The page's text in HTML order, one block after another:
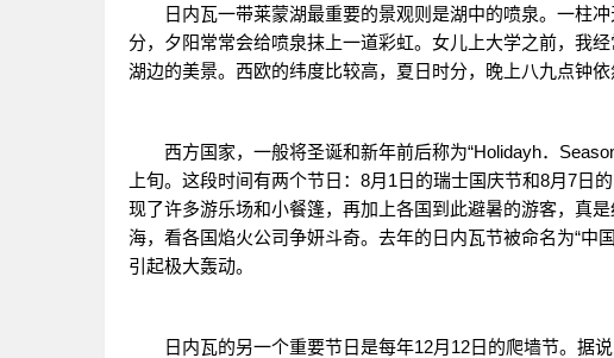
日内瓦一带莱蒙湖最重要的景观则是湖中的喷泉。一柱冲
分，夕阳常常会给喷泉抹上一道彩虹。女儿上大学之前，我
湖边的美景。西欧的纬度比较高，夏日时分，晚上八九点钟依
西方国家，一般将圣诞和新年前后称为“Holidayh．
上旬。这段时间有两个节日：8月1日的瑞士国庆节和8月7日
现了许多游乐场和小餐篷，再加上各国到此避暑的游客，真
海，看各国焰火公司争妍斗奇。去年的日内瓦节被命名为“中
引起极大轰动。
日内瓦的另一个重要节日是每年12月12日的爬墙节。据说